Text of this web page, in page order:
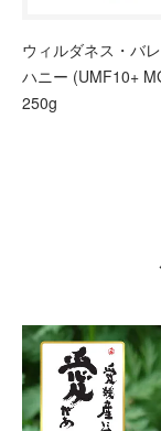
ウィルダネス・バ
ハニー (UMF10+
250g